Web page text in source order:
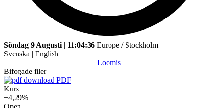
Söndag 9 Augusti | 11:04:36 Europe / Stockholm
Svenska | English
Loomis
Bifogade filer
PDF
Kurs
+4,29%
Open